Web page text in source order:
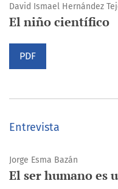
David Ismael Hernández
El niño científico
PDF
Entrevista
Jorge Esma Bazán
El ser humano es